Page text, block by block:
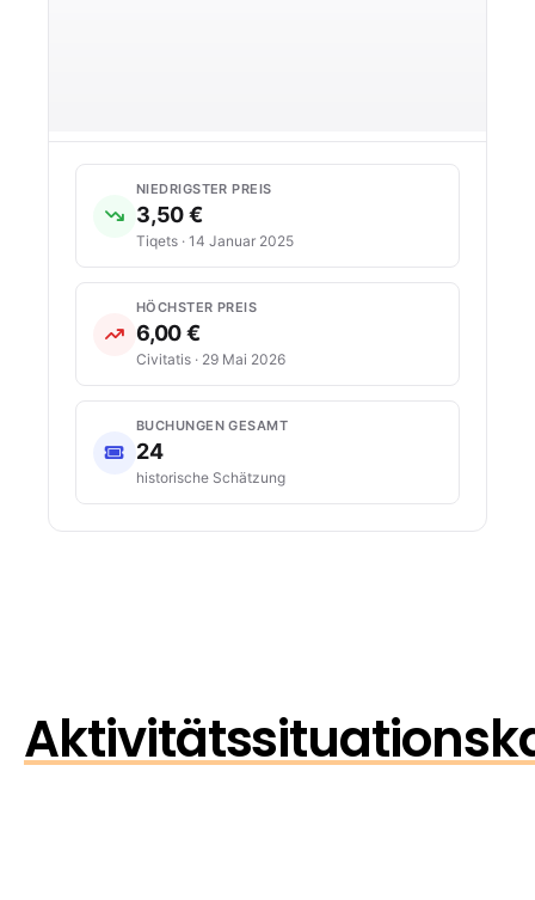
NIEDRIGSTER PREIS
3,50 €
Tiqets · 14 Januar 2025
HÖCHSTER PREIS
6,00 €
Civitatis · 29 Mai 2026
BUCHUNGEN GESAMT
24
historische Schätzung